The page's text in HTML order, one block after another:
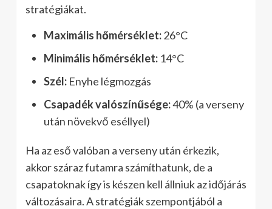
stratégiákat.
Maximális hőmérséklet:26°C
Minimális hőmérséklet: 14°C
Szél: Enyhe légmozgás
Csapadék valószínűsége:40% (a verseny
után növekvő eséllyel)
Ha az eső valóban a verseny után érkezik,
akkor száraz futamra számíthatunk, de a
csapatoknak így is készen kell állniuk az időjárás
változásaira. A stratégiák szempontjából a